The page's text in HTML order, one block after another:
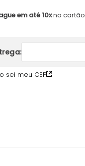
em até 10xno cartão
sei meu CEP